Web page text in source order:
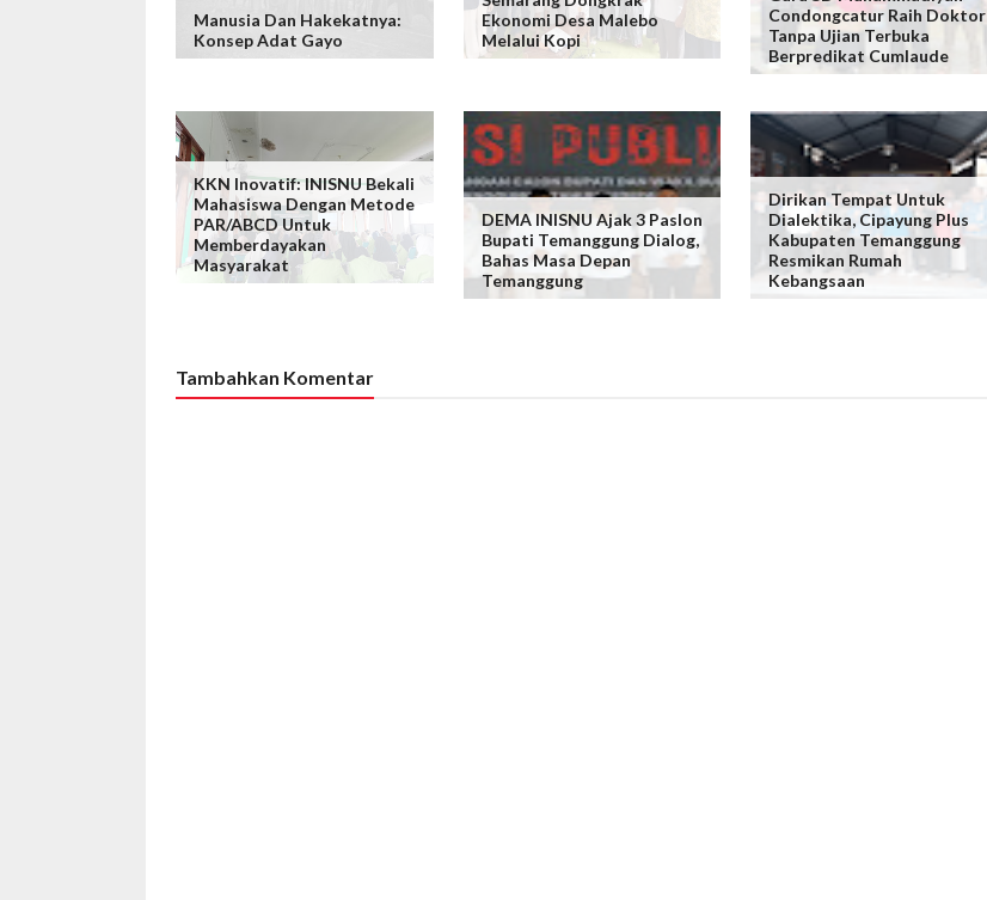
Manusia Dan Hakekatnya:
Konsep Adat Gayo
Ekonomi Desa Malebo
Melalui Kopi
Condongcatur Raih Doktor
Tanpa Ujian Terbuka
Berpredikat Cumlaude
KKN Inovatif: INISNU Bekali
Mahasiswa Dengan Metode
PAR/ABCD Untuk
Memberdayakan
Masyarakat
DEMA INISNU Ajak 3 Paslon
Bupati Temanggung Dialog,
Bahas Masa Depan
Temanggung
Dirikan Tempat Untuk
Dialektika, Cipayung Plus
Kabupaten Temanggung
Resmikan Rumah
Kebangsaan
Tambahkan Komentar